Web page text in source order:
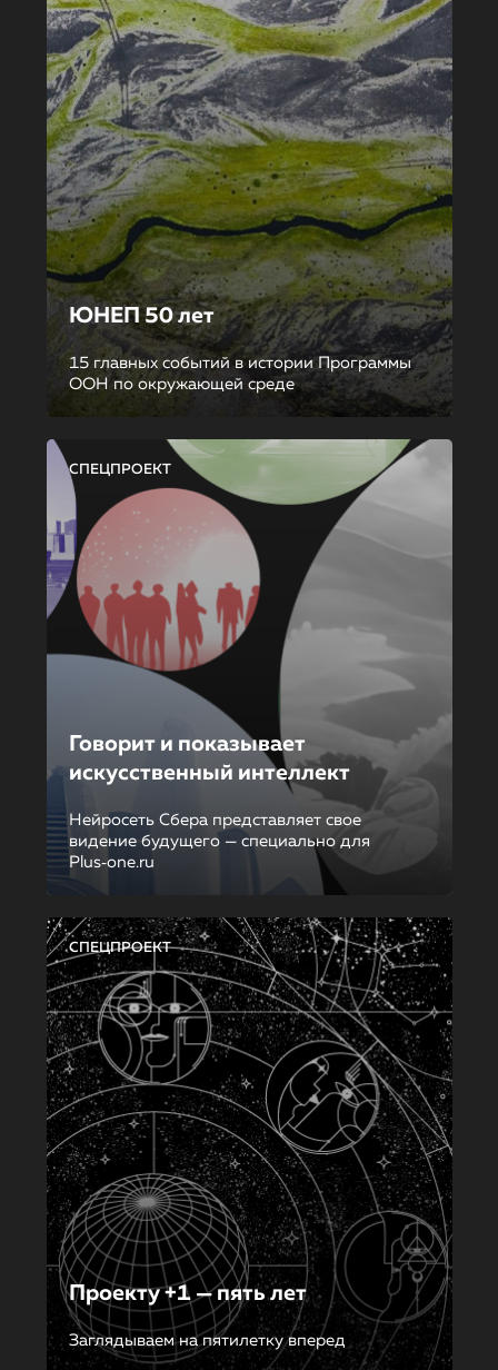
ЮНЕП 50 лет
15 главных событий в истории Программы
ООН по окружающей среде
СПЕЦПРОЕКТ
Говорит и показывает
искусственный интеллект
Нейросеть Сбера представляет свое
видение будущего — специально для
Plus‑one.ru
СПЕЦПРОЕКТ
Проекту +1 — пять лет
Заглядываем на пятилетку вперед